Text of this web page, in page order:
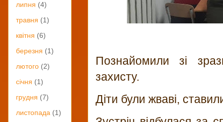
Познайомили зі
захисту.
Діти були жваві,
липня (4)
травня (1)
квітня (6)
березня (1)
лютого (2)
січня (1)
грудня (7)
листопада (1)